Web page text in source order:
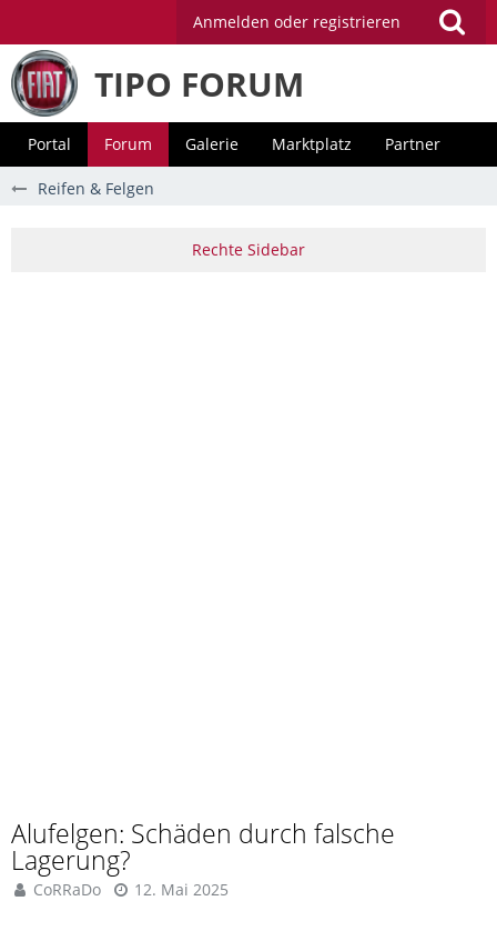
Anmelden oder registrieren
TIPO FORUM
Portal Forum Galerie Marktplatz Partner
Reifen & Felgen
Alufelgen: Schäden durch falsche
Lagerung?
CoRRaDo 12. Mai 2025